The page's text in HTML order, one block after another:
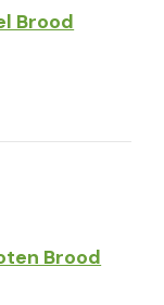
Brood
Brood